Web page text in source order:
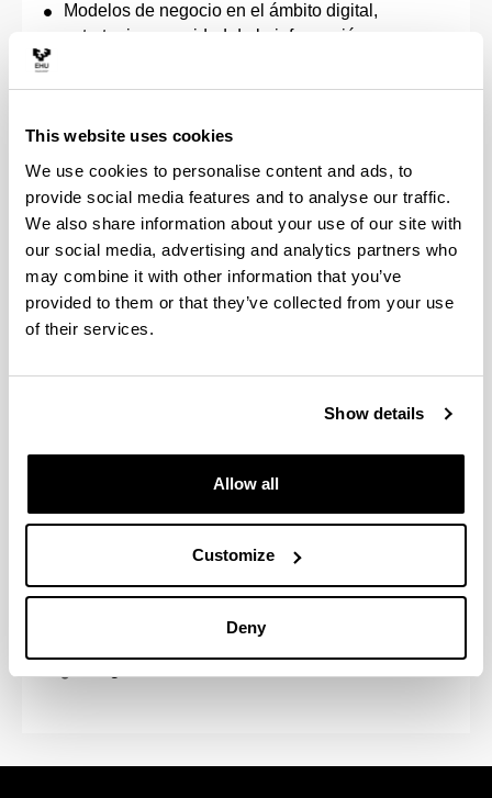
This website uses cookies
We use cookies to personalise content and ads, to
provide social media features and to analyse our traffic.
We also share information about your use of our site with
our social media, advertising and analytics partners who
may combine it with other information that you’ve
provided to them or that they’ve collected from your use
of their services.
Show details
Allow all
Customize
Deny
Modelos de negocio en el ámbito digital,
estrategia, seguridad de la información y
Marketing y Comunicación Digital (3,6 créditos
English for Business Communication (5 créditos
Aproximación al Mundo de la Empresa:
prácticas, visitas y formación externa (3 créditos
Trabajo Fin de Módulo (4,5 créditos ECTS)
Programa detallado
ERP: Proyectos y Compras (6 créditos ECTS)
ERP: Ventas (3,4 créditos ECTS)
ERP: Gestión del Capital Humano y Gestión del
Talento (6,4 créditos ECTS)
Trabajo Fin de Módulo (4,5 créditos ECTS)